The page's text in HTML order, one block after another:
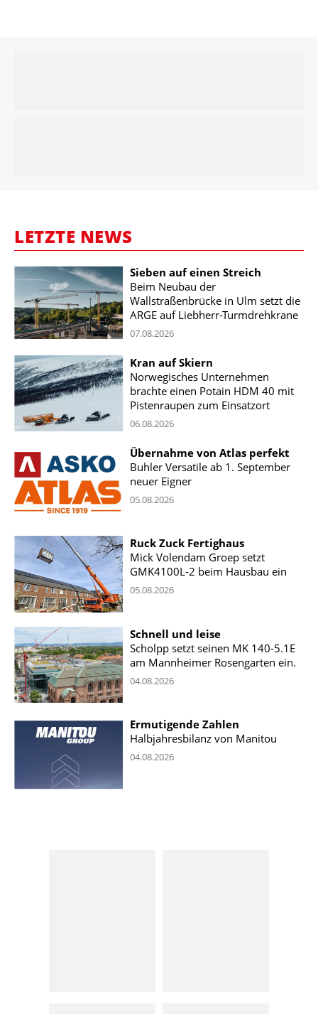
LETZTE NEWS
Sieben auf einen Streich
Beim Neubau der
Wallstraßenbrücke in Ulm setzt die
ARGE auf Liebherr-Turmdrehkrane
07.08.2026
Kran auf Skiern
Norwegisches Unternehmen
brachte einen Potain HDM 40 mit
Pistenraupen zum Einsatzort
06.08.2026
Übernahme von Atlas perfekt
Buhler Versatile ab 1. September
neuer Eigner
05.08.2026
Ruck Zuck Fertighaus
Mick Volendam Groep setzt
GMK4100L-2 beim Hausbau ein
05.08.2026
Schnell und leise
Scholpp setzt seinen MK 140-5.1E
am Mannheimer Rosengarten ein.
04.08.2026
Ermutigende Zahlen
Halbjahresbilanz von Manitou
04.08.2026